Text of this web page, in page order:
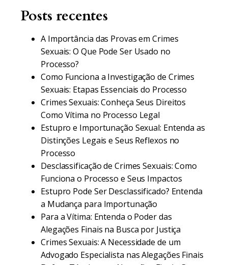
Posts recentes
A Importância das Provas em Crimes
Sexuais: O Que Pode Ser Usado no
Processo?
Como Funciona a Investigação de Crimes
Sexuais: Etapas Essenciais do Processo
Crimes Sexuais: Conheça Seus Direitos
Como Vítima no Processo Legal
Estupro e Importunação Sexual: Entenda as
Distinções Legais e Seus Reflexos no
Processo
Desclassificação de Crimes Sexuais: Como
Funciona o Processo e Seus Impactos
Estupro Pode Ser Desclassificado? Entenda
a Mudança para Importunação
Para a Vítima: Entenda o Poder das
Alegações Finais na Busca por Justiça
Crimes Sexuais: A Necessidade de um
Advogado Especialista nas Alegações Finais